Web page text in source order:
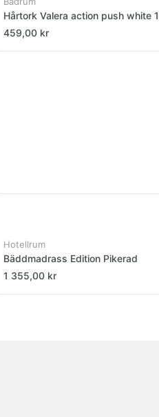
Hårtork Valera action push white
459,00 kr
Hotellrum
Bäddmadrass Edition Pikerad
1 355,00 kr